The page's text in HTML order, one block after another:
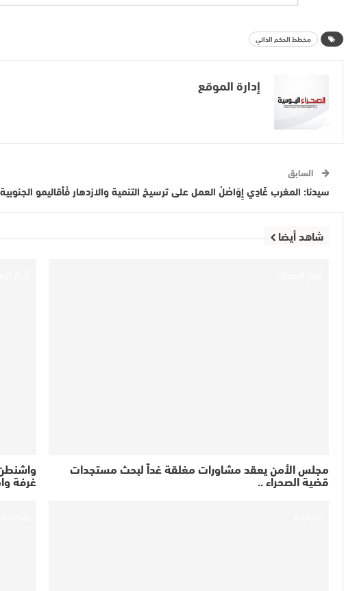
مخطط الحكم الذاتي
إدارة الموقع
السابق
سيدنا: المغرب غَادِي إِوَاصْلْ العمل على ترسيخ التنمية والازدهار فْأقاليمو
شاهد أيضا
​مجلس الأمن يعقد مشاورات مغلقة غداً لبحث مستجدات
قضية الصحراء .. غرفة